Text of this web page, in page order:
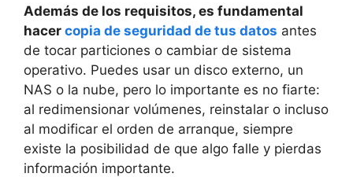
Además de los requisitos, es fundamental
hacer copia de seguridad de tus datos antes
de tocar particiones o cambiar de sistema
operativo. Puedes usar un disco externo, un
NAS o la nube, pero lo importante es no fiarte:
al redimensionar volúmenes, reinstalar o incluso
al modificar el orden de arranque, siempre
existe la posibilidad de que algo falle y pierdas
información importante.